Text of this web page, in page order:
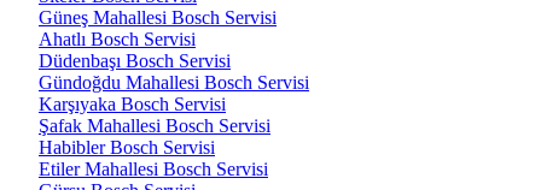
Güneş Mahallesi Bosch Servisi
Ahatlı Bosch Servisi
Düdenbaşı Bosch Servisi
Gündoğdu Mahallesi Bosch Servisi
Karşıyaka Bosch Servisi
Şafak Mahallesi Bosch Servisi
Habibler Bosch Servisi
Etiler Mahallesi Bosch Servisi